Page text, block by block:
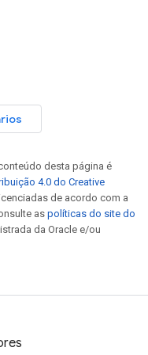
desta página é
4.0 do Creative
de acordo com a
aspolíticas do site do
da Oracle e/ou